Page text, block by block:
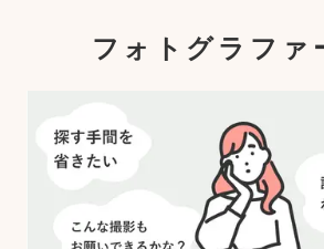
フォトグラファ